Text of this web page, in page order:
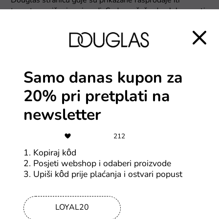
trenutno sniženi proizvodi. Sada možeš odmah kupovati
Samo danas kupon za
20% pri pretplati na
newsletter
212
1. Kopiraj kôd
2. Posjeti webshop i odaberi proizvode
3. Upiši kôd prije plaćanja i ostvari popust
LOYAL20